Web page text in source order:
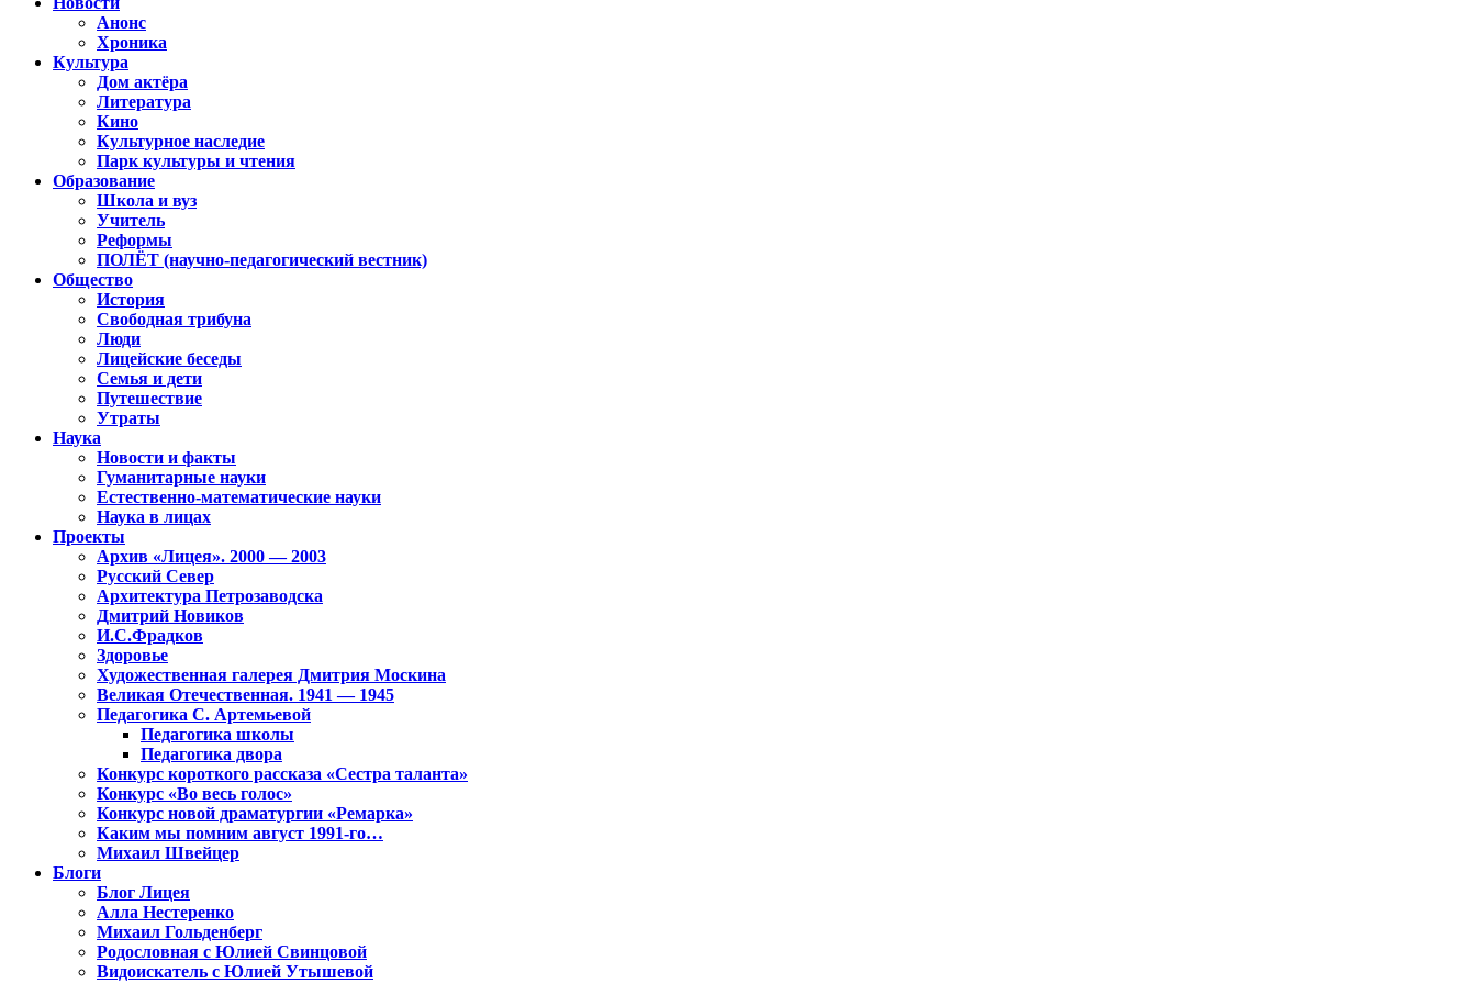
Анонс
Хроника
Культура
Дом актёра
Литература
Кино
Культурное наследие
Парк культуры и чтения
Образование
Школа и вуз
Учитель
Реформы
ПОЛЁТ (научно-педагогический вестник)
Общество
История
Свободная трибуна
Люди
Лицейские беседы
Семья и дети
Путешествие
Утраты
Наука
Новости и факты
Гуманитарные науки
Естественно-математические науки
Наука в лицах
Проекты
Архив «Лицея». 2000 — 2003
Русский Север
Архитектура Петрозаводска
Дмитрий Новиков
И.С.Фрадков
Здоровье
Художественная галерея Дмитрия Москина
Великая Отечественная. 1941 — 1945
Педагогика С. Артемьевой
Педагогика школы
Педагогика двора
Конкурс короткого рассказа «Сестра таланта»
Конкурс «Во весь голос»
Конкурс новой драматургии «Ремарка»
Каким мы помним август 1991-го…
Михаил Швейцер
Блоги
Блог Лицея
Алла Нестеренко
Михаил Гольденберг
Родословная с Юлией Свинцовой
Видоискатель с Юлией Утышевой